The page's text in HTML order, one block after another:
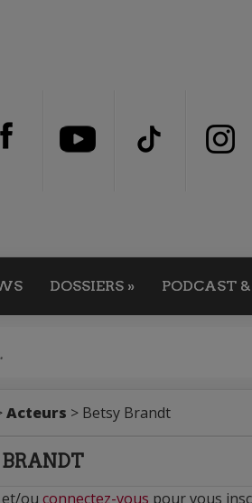
DOSSIERS » PODCAST
Acteurs > Betsy Brandt
BRANDT
et/ou connectez-vous pour vous